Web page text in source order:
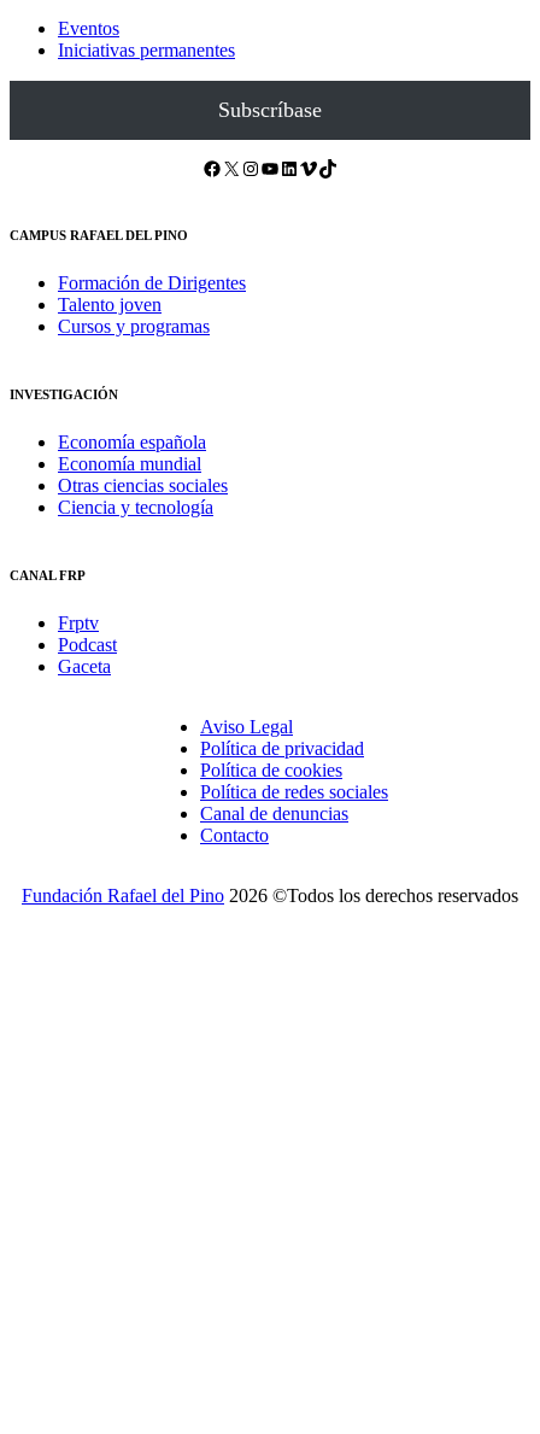
Eventos
Iniciativas permanentes
Subscríbase
Facebook X Instagram YouTube LinkedIn Vimeo TikTok
CAMPUS RAFAEL DEL PINO
Formación de Dirigentes
Talento joven
Cursos y programas
INVESTIGACIÓN
Economía española
Economía mundial
Otras ciencias sociales
Ciencia y tecnología
CANAL FRP
Frptv
Podcast
Gaceta
Aviso Legal
Política de privacidad
Política de cookies
Política de redes sociales
Canal de denuncias
Contacto
Fundación Rafael del Pino 2026 ©Todos los derechos reservados